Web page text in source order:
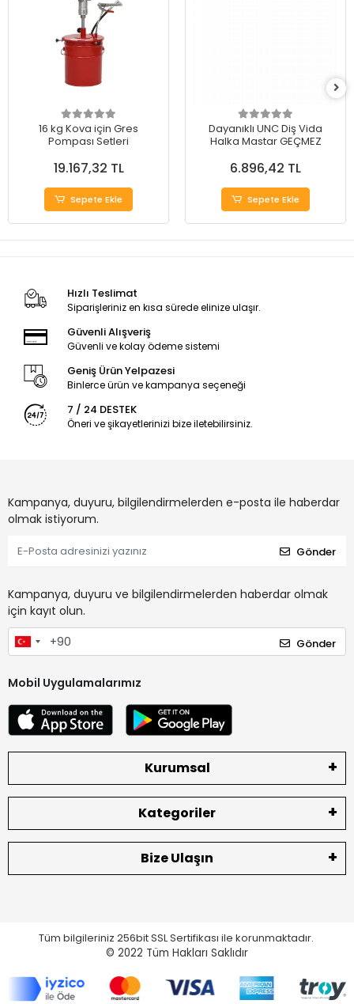
16 kg Kova için Gres
Pompası Setleri
19.167,32 TL
Sepete Ekle
Dayanıklı UNC Diş Vida
Halka Mastar GEÇMEZ
6.896,42 TL
Sepete Ekle
Hızlı Teslimat
Siparişleriniz en kısa sürede elinize ulaşır.
Güvenli Alışveriş
Güvenli ve kolay ödeme sistemi
Geniş Ürün Yelpazesi
Binlerce ürün ve kampanya seçeneği
7 / 24 DESTEK
Öneri ve şikayetlerinizi bize iletebilirsiniz.
Kampanya, duyuru, bilgilendirmelerden e-posta ile haberdar
olmak istiyorum.
Gönder
Kampanya, duyuru ve bilgilendirmelerden haberdar olmak
için kayıt olun.
Gönder
Mobil Uygulamalarımız
Kurumsal
Kategoriler
Bize Ulaşın
Tüm bilgileriniz 256bit SSL Sertifikası ile korunmaktadır.
© 2022 Tüm Hakları Saklıdır